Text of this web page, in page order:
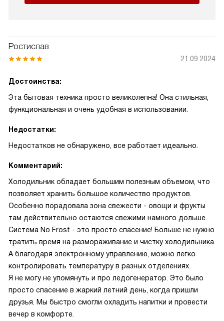
Ростислав
21.09.2024
Достоинства:
Эта бытовая техника просто великолепна! Она стильная,
функциональная и очень удобная в использовании.
Недостатки:
Недостатков не обнаружено, все работает идеально.
Комментарий:
Холодильник обладает большим полезным объемом, что
позволяет хранить большое количество продуктов.
Особенно порадовала зона свежести - овощи и фрукты
там действительно остаются свежими намного дольше.
Система No Frost - это просто спасение! Больше не нужно
тратить время на размораживание и чистку холодильника.
А благодаря электронному управлению, можно легко
контролировать температуру в разных отделениях.
Я не могу не упомянуть и про ледогенератор. Это было
просто спасение в жаркий летний день, когда пришли
друзья. Мы быстро смогли охладить напитки и провести
вечер в комфорте.